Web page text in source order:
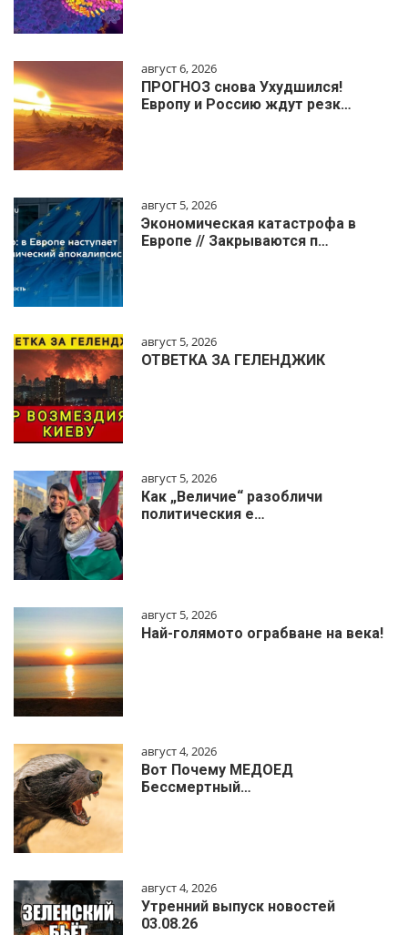
август 6, 2026
ПРОГНОЗ снова Ухудшился!
Европу и Россию ждут резк…
август 5, 2026
Экономическая катастрофа в
Европе // Закрываются п…
август 5, 2026
ОТВЕТКА ЗА ГЕЛЕНДЖИК
август 5, 2026
Как „Величие“ разобличи
политическия е…
август 5, 2026
Най-голямото ограбване на века!
август 4, 2026
Вот Почему МЕДОЕД
Бессмертный…
август 4, 2026
Утренний выпуск новостей
03.08.26